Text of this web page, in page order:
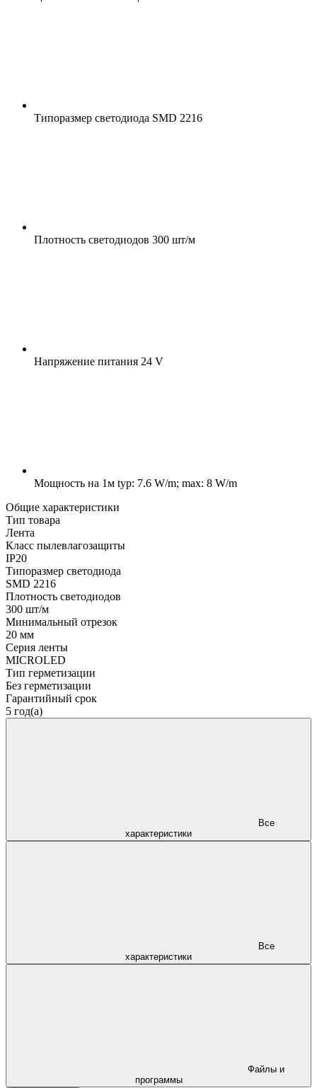
Типоразмер светодиода SMD 2216
Плотность светодиодов 300 шт/м
Напряжение питания 24 V
Мощность на 1м typ: 7.6 W/m; max: 8 W/m
Общие характеристики
Тип товара
Лента
Класс пылевлагозащиты
IP20
Типоразмер светодиода
SMD 2216
Плотность светодиодов
300 шт/м
Минимальный отрезок
20 мм
Серия ленты
MICROLED
Тип герметизации
Без герметизации
Гарантийный срок
5 год(а)
характеристики
характеристики
программы